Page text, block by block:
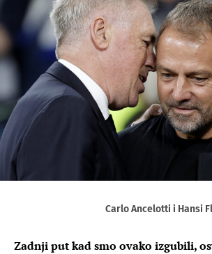
Carlo Ancelotti i Hansi
Zadnji put kad smo ovako izgubili,